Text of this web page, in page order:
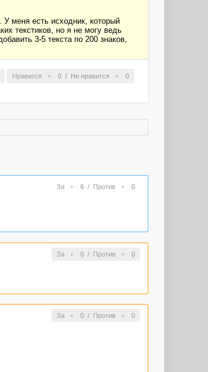
У меня есть исходник, который
текстиков, но я не могу ведь
3-5 текста по 200 знаков,
Нравится 0 / Не нравится 0
За 6/ Против 0
За 0/ Против 0
За 0/ Против 0